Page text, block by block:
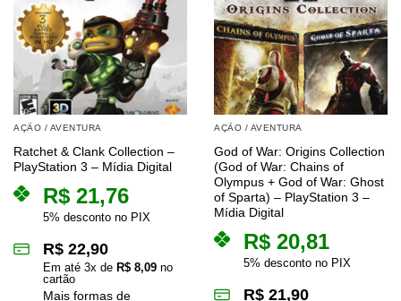
AÇÃO / AVENTURA
Ratchet & Clank Collection –
PlayStation 3 – Mídia Digital
R$ 21,76
5% desconto no PIX
R$ 22,90
Em até 3x de R$ 8,09 no
cartão
Mais formas de
AÇÃO / AVENTURA
God of War: Origins Collection
(God of War: Chains of
Olympus + God of War: Ghost
of Sparta) – PlayStation 3 –
Mídia Digital
R$ 20,81
5% desconto no PIX
R$ 21,90